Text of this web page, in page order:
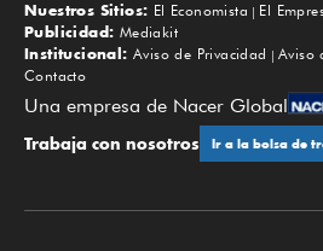
Nuestros Sitios: El Economista El
Publicidad: Mediakit
Institucional: Aviso de Privacidad
Aviso
Contacto
Una empresa de Nacer Global
Trabaja con nosotros Ir a la bolsa de